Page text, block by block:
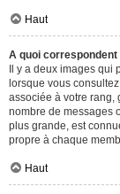
Haut
A quoi correspondent
Il y a deux images qui
lorsque vous consultez
associée à votre rang,
nombre de messages
plus grande, est
propre à chaque
Haut